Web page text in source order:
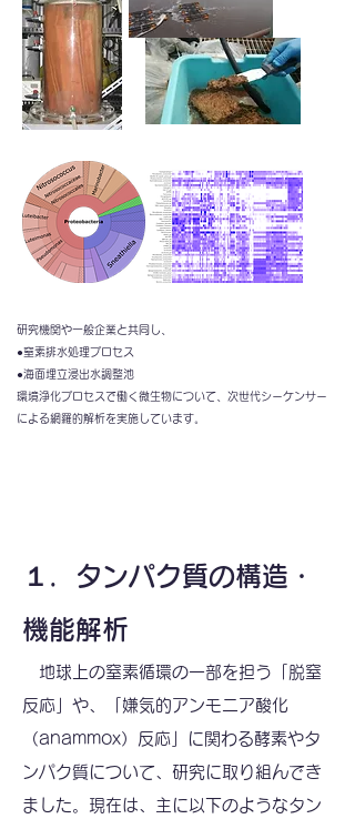
研究機関や一般企業と共同し、
●窒素排水処理プロセス
●海面埋立浸出水調整池
環境浄化プロセスで働く微生物について、次世代シーケンサー
によ​る網羅的解析を実施しています。
１．タンパク質の構造・
機能解析
地球上の窒素循環の一部を担う「脱窒
反応」や、「嫌気的アンモニア酸化
（anammox）反応」に関わる酵素やタ
ンパク質について、研究に取り組んでき
ました。現在は、主に以下のようなタン